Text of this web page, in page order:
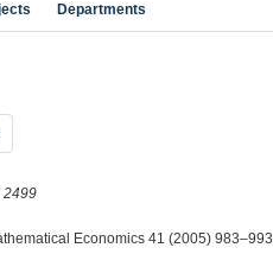
Departments
2499
Economics 41 (2005) 983–993.